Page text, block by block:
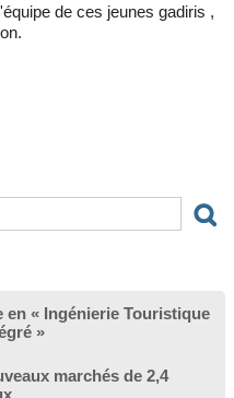
de ces jeunes gadiris ,
en « Ingénierie Touristique
»
marchés de 2,4